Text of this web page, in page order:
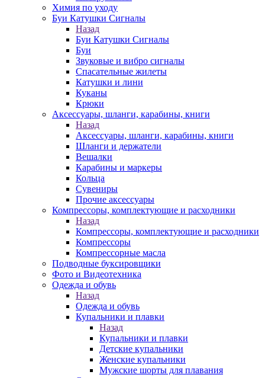
Химия по уходу
Буи Катушки Сигналы
Назад
Буи Катушки Сигналы
Буи
Звуковые и вибро сигналы
Спасательные жилеты
Катушки и лини
Куканы
Крюки
Аксессуары, шланги, карабины, книги
Назад
Аксессуары, шланги, карабины, книги
Шланги и держатели
Вешалки
Карабины и маркеры
Кольца
Сувениры
Прочие аксессуары
Компрессоры, комплектующие и расходники
Назад
Компрессоры, комплектующие и расходники
Компрессоры
Компрессорные масла
Подводные буксировщики
Фото и Видеотехника
Одежда и обувь
Назад
Одежда и обувь
Купальники и плавки
Назад
Купальники и плавки
Детские купальники
Женские купальники
Мужские шорты для плавания